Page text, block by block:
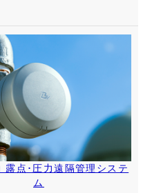
露点･圧力遠隔管理システ
ム